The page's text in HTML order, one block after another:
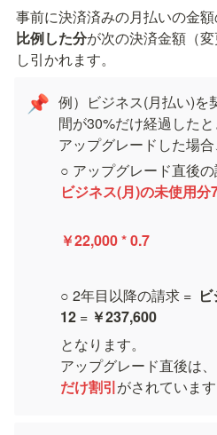
事前に決済済みの月払いの金額
比例した分が次の決済金額（
し引かれます。
📌 例）ビジネス(月払い)を
間が30%だけ経過した
アップグレードした場合
○ アップグレード直後
ビジネス(月)の未使用分
￥22,000 * 0.7
○ 2年目以降の請求 =
12 = ￥237,600
となります。
アップグレード直後は、
だけ割引がされています